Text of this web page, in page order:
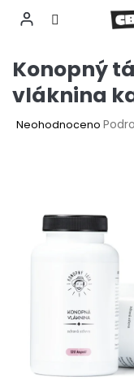
obsah
Konopný
vláknina
Průměrné
hvězdiček.
Neohodnoceno